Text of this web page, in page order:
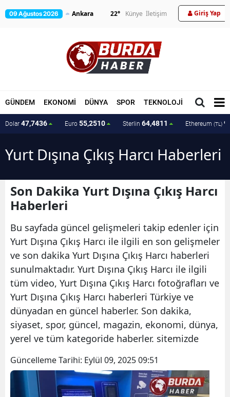
09 Ağustos 2026 22° Künye İletişim Giriş Yap
GÜNDEM EKONOMİ DÜNYA SPOR TEKNOLOJİ MAGAZİN
Dolar 47,7436 Euro 55,2510 Sterlin 64,4811 Ethereum (TL)
Yurt Dışına Çıkış Harcı Haberleri
Son Dakika Yurt Dışına Çıkış Harcı
Haberleri
Bu sayfada güncel gelişmeleri takip edenler için
Yurt Dışına Çıkış Harcı ile ilgili en son gelişmeler
ve son dakika Yurt Dışına Çıkış Harcı haberleri
sunulmaktadır. Yurt Dışına Çıkış Harcı ile ilgili
tüm video, Yurt Dışına Çıkış Harcı fotoğrafları ve
Yurt Dışına Çıkış Harcı haberleri Türkiye ve
dünyadan en güncel haberler. Son dakika,
siyaset, spor, güncel, magazin, ekonomi, dünya,
yerel ve tüm kategoride haberler. sitemizde
Güncelleme Tarihi: Eylül 09, 2025 09:51